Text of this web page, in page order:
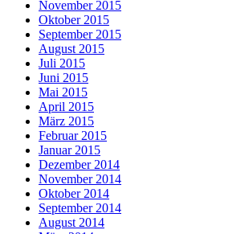
November 2015
Oktober 2015
September 2015
August 2015
Juli 2015
Juni 2015
Mai 2015
April 2015
März 2015
Februar 2015
Januar 2015
Dezember 2014
November 2014
Oktober 2014
September 2014
August 2014